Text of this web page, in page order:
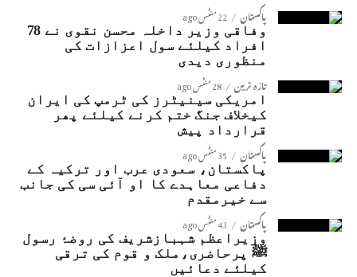
پاکستان 22 منٹس ago
وفاقی وزیر داخلہ محسن نقوی نے 78
افراد کیلئے سول اعزازات کی
منظوری دیدی
تازہ ترین 28 منٹس ago
امریکی سینیٹرز کی ٹرمپ کی ایران
کیخلاف جنگ ختم کرنے کیلئے پھر
قرارداد پیش
پاکستان 35 منٹس ago
پاکستان، سعودی عرب اور ترکیہ کے
دفاعی معاہدے کا او آئی سی کی جانب
سے خیرمقدم
پاکستان 43 منٹس ago
وزیراعظم شہبازشریف کی روضۂ رسول
ﷺ پرحاضری،ملک و قوم کی ترقی
کیلئے دعائیں